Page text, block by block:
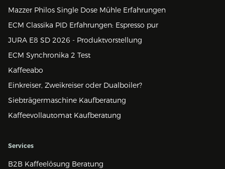
Mazzer Philos Single Dose Mühle Erfahrungen
ECM Classika PID Erfahrungen: Espresso pur
JURA E8 SD 2026 - Produktvorstellung
ECM Synchronika 2 Test
Kaffeeabo
Einkreiser, Zweikreiser oder Dualboiler?
Siebträgermaschine Kaufberatung
Kaffeevollautomat Kaufberatung
Services
B2B Kaffeelösung Beratung